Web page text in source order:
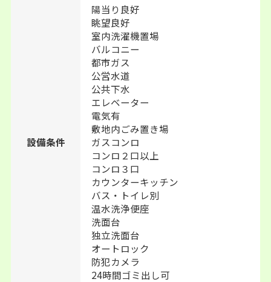
設備条件
陽当り良好
眺望良好
室内洗濯機置場
バルコニー
都市ガス
公営水道
公共下水
エレベーター
電気有
敷地内ごみ置き場
ガスコンロ
コンロ２口以上
コンロ３口
カウンターキッチン
バス・トイレ別
温水洗浄便座
洗面台
独立洗面台
オートロック
防犯カメラ
24時間ゴミ出し可